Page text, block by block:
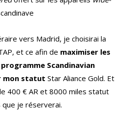
vers Madrid, je choisirai la
et ce afin de maximiser les
Scandinavian
mon statut Star Aliance Gold. Et
400 € AR et 8000 miles statut
que je réserverai.